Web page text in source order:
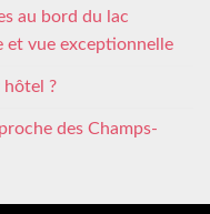
au bord du lac
et vue exceptionnelle
hôtel ?
des Champs-